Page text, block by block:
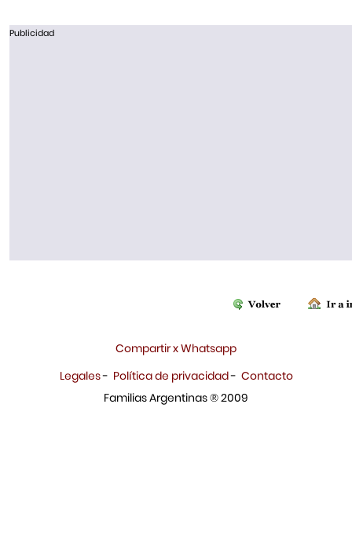
Publicidad
Compartir x Whatsapp
Legales- Política de privacidad- Contacto
Familias Argentinas ® 2009